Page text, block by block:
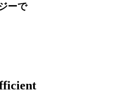
ーで